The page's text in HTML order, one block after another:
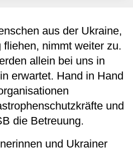
aus der Ukraine,
nimmt weiter zu.
allein bei uns in
erwartet. Hand in Hand
und
die Betreuung.
und Ukrainer